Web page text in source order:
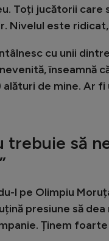
Toți jucătorii care
Nivelul este
cu unii
înseamnă
de mine. Ar
trebuie să
l pe Olimpiu
presiune să dea
Ținem foarte